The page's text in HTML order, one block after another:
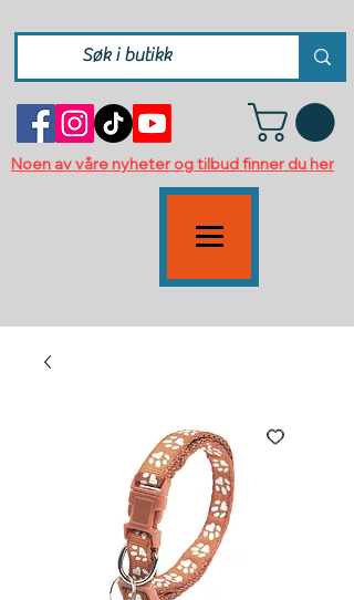
Noen av våre nyheter og tilbud finner du her